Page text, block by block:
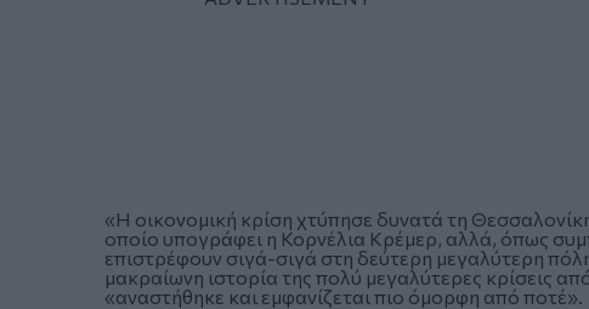
«Η οικονομική κρίση χτύπησε δυνατά τη
οποίο υπογράφει η Κορνέλια Κρέμερ, αλλά, όπως
επιστρέφουν σιγά-σιγά στη δεύτερη μεγαλύτερη
μακραίωνη ιστορία της πολύ μεγαλύτερες κρίσεις
«αναστήθηκε και εμφανίζεται πιο όμορφη από ποτέ».